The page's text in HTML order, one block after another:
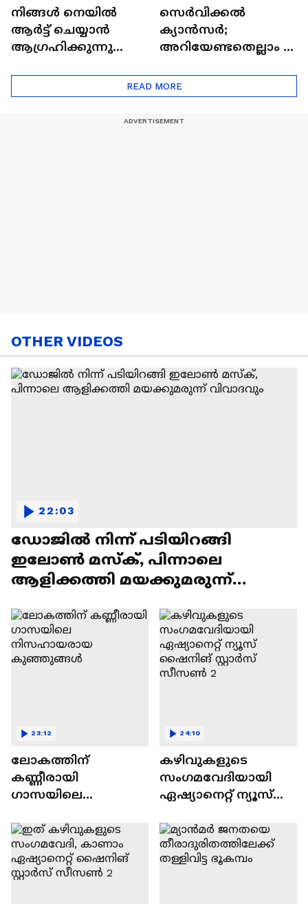
നിങ്ങൾ നെയിൽ
ആർട്ട് ചെയ്യാൻ
ആഗ്രഹിക്കുന്നുണ്ടോ
ട്രെൻഡിനെക്കുറിച്ച് |
Nail Art | Trends Cafe
സെർവിക്കൽ
ക്യാൻസർ;
അറിയേണ്ടതെല്ലാം |
Cancer
READ MORE
OTHER VIDEOS
ഡോജിൽ നിന്ന് പടിയിറങ്ങി
ഇലോൺ മസ്ക്, പിന്നാലെ
ആളിക്കത്തി മയക്കുമരുന്ന്
22:03
ലോകത്തിന്
കണ്ണീരായി
ഗാസയിലെ
കുഞ്ഞുങ്ങൾ
23:12
കഴിവുകളുടെ
സംഗമവേദിയായി
ഏഷ്യാനെറ്റ് ന്യൂസ്
സീസൺ 2
24:10